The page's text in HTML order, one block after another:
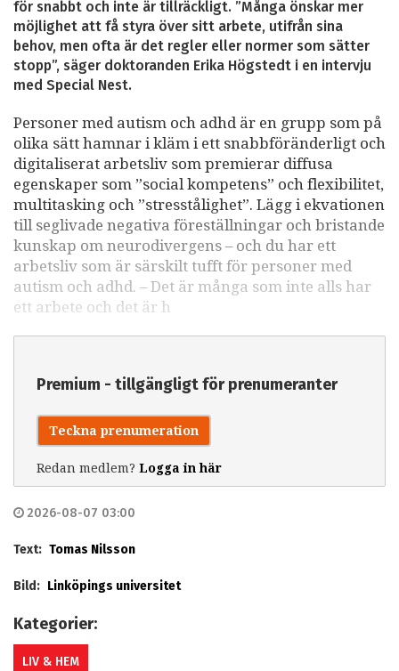
för snabbt och inte är tillräckligt. ”Många önskar mer
möjlighet att få styra över sitt arbete, utifrån sina
behov, men ofta är det regler eller normer som sätter
stopp”, säger doktoranden Erika Högstedt i en intervju
med Special Nest.
Personer med autism och adhd är en grupp som på
olika sätt hamnar i kläm i ett snabbföränderligt och
digitaliserat arbetsliv som premierar diffusa
egenskaper som ”social kompetens” och flexibilitet,
multitasking och ”stresstålighet”. Lägg i ekvationen
till seglivade negativa föreställningar och bristande
kunskap om neurodivergens – och du har ett
arbetsliv som är särskilt tufft för personer med
autism och adhd. – Det är många som inte alls har
ett arbete och det är h
Premium - tillgängligt för prenumeranter
Teckna prenumeration
Redan medlem? Logga in här
2026-08-07 03:00
Text: Tomas Nilsson
Bild: Linköpings universitet
Kategorier:
LIV & HEM